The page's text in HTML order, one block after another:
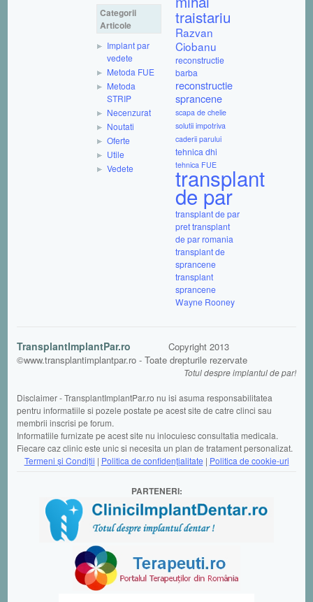
Categorii
Articole
Implant par
vedete
Metoda FUE
Metoda
STRIP
Necenzurat
Noutati
Oferte
Utile
Vedete
traistariu
Razvan
Ciobanu
reconstructie
barba
reconstructie
sprancene
scapa de chelie
solutii impotriva
caderii parului
tehnica dhi
tehnica FUE
transplant
de par
transplant de par
prettransplant
de par romania
transplant de
sprancene
transplant
sprancene
Wayne Rooney
TransplantImplantPar.ro
Copyright 2013
©www.transplantimplantpar.ro - Toate drepturile rezervate
Totul despre implantul de par!
Disclaimer - TransplantImplantPar.ro nu isi asuma responsabilitatea
pentru informatiile si pozele postate pe acest site de catre clinci sau
membrii inscrisi pe forum.
Informatiile furnizate pe acest site nu inlocuiesc consultatia medicala.
Fiecare caz clinic este unic si necesita un plan de tratament personalizat.
Termeni şi Condiții | Politica de confidențialitate | Politica de cookie-uri
PARTENERI: